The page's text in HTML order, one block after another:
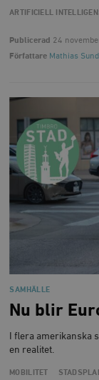
ARTIFICIELL
Publicerad 24
Författare Mathias
SAMHÄLLE
Nu blir
I flera
en realitet.
MOBILITET